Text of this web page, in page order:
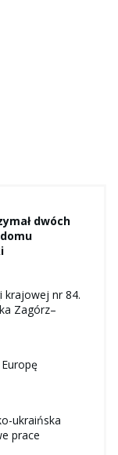
dwóch
krajowej nr 84.
Zagórz–
ukraińska
prace